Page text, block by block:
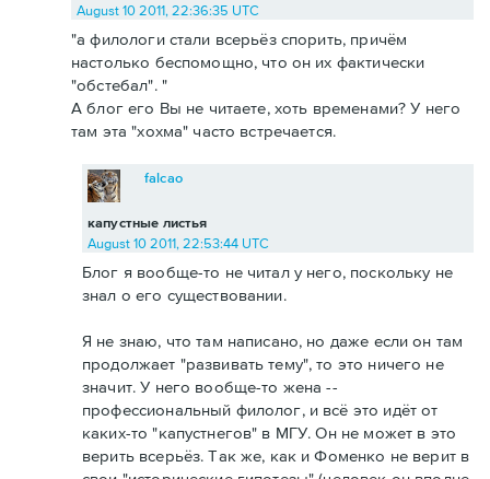
August 10 2011, 22:36:35 UTC
"а филологи стали всерьёз спорить, причём
настолько беспомощно, что он их фактически
"обстебал". "
А блог его Вы не читаете, хоть временами? У него
там эта "хохма" часто встречается.
капустные листья
falcao
August 10 2011, 22:53:44 UTC
Блог я вообще-то не читал у него, поскольку не
знал о его существовании.
Я не знаю, что там написано, но даже если он там
продолжает "развивать тему", то это ничего не
значит. У него вообще-то жена --
профессиональный филолог, и всё это идёт от
каких-то "капустнегов" в МГУ. Он не может в это
верить всерьёз. Так же, как и Фоменко не верит в